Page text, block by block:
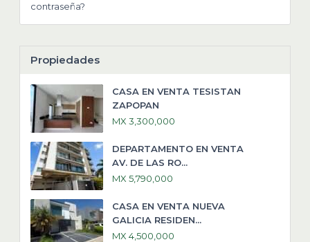
contraseña?
Propiedades
CASA EN VENTA TESISTAN
ZAPOPAN
MX 3,300,000
DEPARTAMENTO EN VENTA
AV. DE LAS RO...
MX 5,790,000
CASA EN VENTA NUEVA
GALICIA RESIDEN...
MX 4,500,000